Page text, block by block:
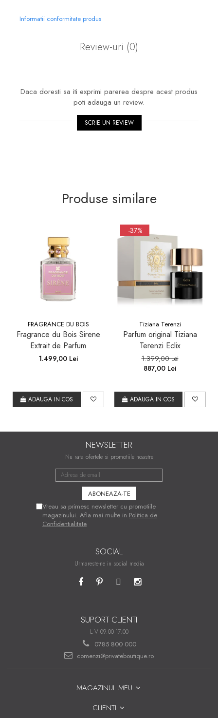
Informatii conformitate produs
Review-uri (0)
Daca doresti sa iti exprimi parerea despre acest produs
poti adauga un review.
SCRIE UN REVIEW
Produse similare
FRAGRANCE DU BOIS
Fragrance du Bois Sirene
Extrait de Parfum
1.499,00 Lei
ADAUGA IN COS
-37%
Tiziana Terenzi
Parfum original Tiziana
Terenzi Eclix
1.399,00 Lei
887,00 Lei
ADAUGA IN COS
NEWSLETTER
Nu rata ofertele si promotiile noastre
Vreau sa primesc newsletter cu promotiile
magazinului. Afla mai multe in Politica de
Confidentialitate
SOCIAL
Urmareste-ne in social media
SUPORT CLIENTI
L-V 09:00-17:00
0785 800 000
comenzi@privateboutique.ro
MAGAZINUL MEU
CLIENTI